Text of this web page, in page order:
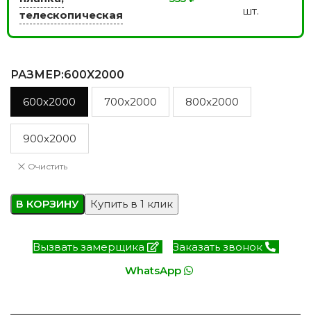
телескопическая
шт.
РАЗМЕР:600X2000
600x2000 700x2000 800x2000
900x2000
Очистить
В КОРЗИНУ Купить в 1 клик
Вызвать замерщика
Заказать звонок
WhatsApp